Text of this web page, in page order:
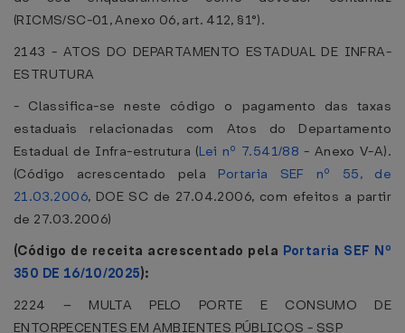
(RICMS/SC-01, Anexo 06, art. 412, §1°).
2143 - ATOS DO DEPARTAMENTO ESTADUAL DE INFRA-
ESTRUTURA
- Classifica-se neste código o pagamento das taxas
estaduais relacionadas com Atos do Departamento
Estadual de Infra-estrutura (Lei nº 7.541/88 - Anexo V-A).
(Código acrescentado pela Portaria SEF nº 55, de
21.03.2006, DOE SC de 27.04.2006, com efeitos a partir
de 27.03.2006)
(Código de receita acrescentado pela Portaria SEF Nº
350 DE 16/10/2025):
2224 – MULTA PELO PORTE E CONSUMO DE
ENTORPECENTES EM AMBIENTES PÚBLICOS - SSP